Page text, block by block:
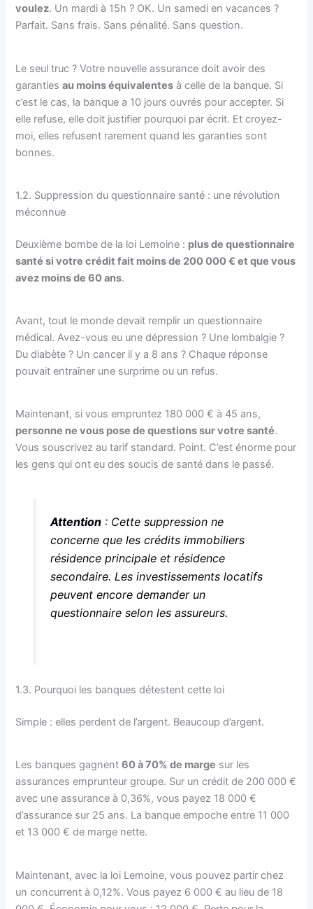
voulez. Un mardi à 15h ? OK. Un samedi en vacances ?
Parfait. Sans frais. Sans pénalité. Sans question.
Le seul truc ? Votre nouvelle assurance doit avoir des
garantiesau moins équivalentes à celle de la banque. Si
c’est le cas, la banque a 10 jours ouvrés pour accepter. Si
elle refuse, elle doit justifier pourquoi par écrit. Et croyez-
moi, elles refusent rarement quand les garanties sont
bonnes.
1.2. Suppression du questionnaire santé : une révolution
méconnue
Deuxième bombe de la loi Lemoine : plus de questionnaire
santé si votre crédit fait moins de 200 000 € et que vous
avez moins de 60 ans.
Avant, tout le monde devait remplir un questionnaire
médical. Avez-vous eu une dépression ? Une lombalgie ?
Du diabète ? Un cancer il y a 8 ans ? Chaque réponse
pouvait entraîner une surprime ou un refus.
Maintenant, si vous empruntez 180 000 € à 45 ans,
personne ne vous pose de questions sur votre santé.
Vous souscrivez au tarif standard. Point. C’est énorme pour
les gens qui ont eu des soucis de santé dans le passé.
Attention: Cette suppression ne
concerne que les crédits immobiliers
résidence principale et résidence
secondaire. Les investissements locatifs
peuvent encore demander un
questionnaire selon les assureurs.
1.3. Pourquoi les banques détestent cette loi
Simple : elles perdent de l’argent. Beaucoup d’argent.
Les banques gagnent60 à 70% de marge sur les
assurances emprunteur groupe. Sur un crédit de 200 000 €
avec une assurance à 0,36%, vous payez 18 000 €
d’assurance sur 25 ans. La banque empoche entre 11 000
et 13 000 € de marge nette.
Maintenant, avec la loi Lemoine, vous pouvez partir chez
un concurrent à 0,12%. Vous payez 6 000 € au lieu de 18